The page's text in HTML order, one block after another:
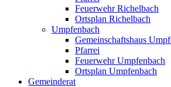
Feuerwehr Richelbach
Ortsplan Richelbach
Umpfenbach
Gemeinschaftshaus
Pfarrei
Feuerwehr Umpfenbach
Ortsplan Umpfenbach
Gemeinderat